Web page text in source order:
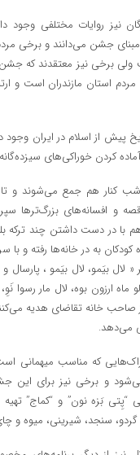
نیز روایات مختلفی وجود
جشن می‌دانند و برخی
برخی نیز معتقدند که جشن
استان مازندران است و
پیش از اسلام در ایران
آماده کردن خوراکی‌های
شب کنار هم جمع می‌شوند و
و افسانه‌های بزرگ‌ترها
با در دست داشتن چند ترکه‌
به در خانه‌ها رفته و با
لال بیَمو، لال بیَمو ، پارسال
ماه ارزون بوه، لال مار رسوا نَوِ،
صاحب خانه تقاضای هدیه
می‌دهد.
که مناسب میهمانی
می‌شود و برخی نیز برای
“پِتی بَزه نون” و “کماج” تهیه
سنجد، شیرینی، میوه و